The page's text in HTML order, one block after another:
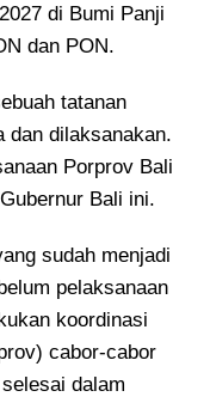
di Bumi Panji
dan PON.
tatanan
dan dilaksanakan.
Porprov Bali
Bali ini.
sudah menjadi
pelaksanaan
koordinasi
cabor-cabor
dalam